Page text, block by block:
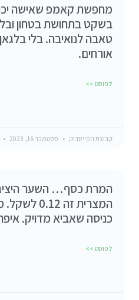
מחפשת קאמפ שאישה
בשקט בתחושת בטחון
טאבה לנואיבה. בלי
אורחים.
לפוסט >>
קבוצת הפייסבוק ספטמבר 16, 2023
המרת כסף… השער
המצרית זה
כניסה שאביא מדויק.
לפוסט >>